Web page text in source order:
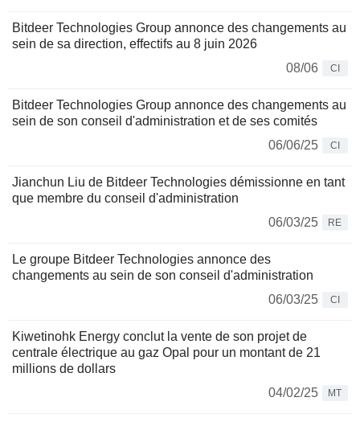
Bitdeer Technologies Group annonce des changements au
sein de sa direction, effectifs au 8 juin 2026
08/06
CI
Bitdeer Technologies Group annonce des changements au
sein de son conseil d'administration et de ses comités
06/06/25
CI
Jianchun Liu de Bitdeer Technologies démissionne en tant
que membre du conseil d'administration
06/03/25
RE
Le groupe Bitdeer Technologies annonce des
changements au sein de son conseil d'administration
06/03/25
CI
Kiwetinohk Energy conclut la vente de son projet de
centrale électrique au gaz Opal pour un montant de 21
millions de dollars
04/02/25
MT